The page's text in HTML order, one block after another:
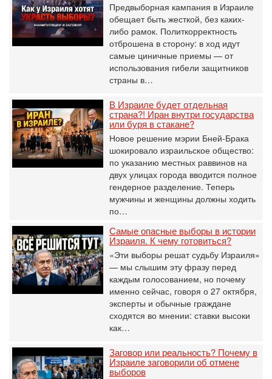
Предвыборная кампания в Израиле
обещает быть жесткой, без каких-
либо рамок. Политкорректность
отброшена в сторону: в ход идут
самые циничные приемы — от
использования гибели защитников
страны в…
В Израиле будет отдельная
страна?! Иран внутри государства
или буря в стакане?
Новое решение мэрии Бней-Брака
шокировало израильское общество:
по указанию местных раввинов на
двух улицах города вводится полное
гендерное разделение. Теперь
мужчины и женщины должны ходить
по…
Самые опасные выборы в истории
Израиля. К чему готовиться?
«Эти выборы решат судьбу Израиля»
— мы слышим эту фразу перед
каждым голосованием, но почему
именно сейчас, говоря о 27 октября,
эксперты и обычные граждане
сходятся во мнении: ставки высоки
как…
Заговор или реальность? Почему в
Израиле заговорили об отмене
выборов